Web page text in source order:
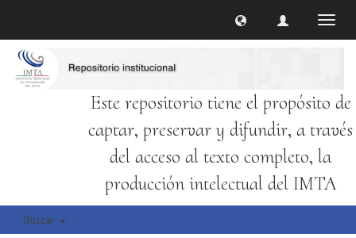
Este repositorio tiene el propósito de
captar, preservar y difundir, a través
del acceso al texto completo, la
producción intelectual del IMTA
Buscar